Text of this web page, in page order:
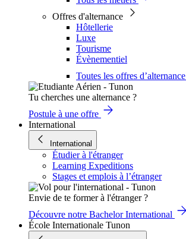
Offres d'alternance
Hôtellerie
Luxe
Tourisme
Évènementiel
Toutes les offres d’alternance
Tu cherches une alternance ?
Postule à une offre
International
International
Étudier à l'étranger
Learning Expeditions
Stages et emplois à l’étranger
Envie de te former à l'étranger ?
Découvre notre Bachelor International
École Internationale Tunon